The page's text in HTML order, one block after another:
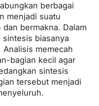
berbagai
menjadi suatu
bermakna. Dalam
biasanya
memecah
bagian kecil agar
sintesis
tersebut menjadi